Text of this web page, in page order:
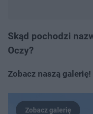
Skąd pochodzi
Oczy?
Zobacz naszą galerię!